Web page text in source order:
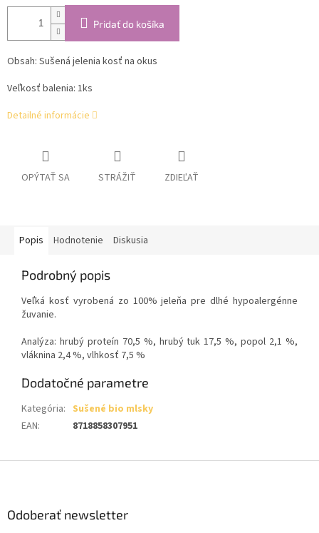
Pridať do košíka
Obsah: Sušená jelenia kosť na okus
Veľkosť balenia: 1ks
Detailné informácie
OPÝTAŤ SA STRÁŽIŤ ZDIEĽAŤ
Popis Hodnotenie Diskusia
Podrobný popis
Veľká kosť vyrobená zo 100% jeleňa pre dlhé hypoalergénne
žuvanie.
Analýza: hrubý proteín 70,5 %, hrubý tuk 17,5 %, popol 2,1 %,
vláknina 2,4 %, vlhkosť 7,5 %
Dodatočné parametre
Kategória: Sušené bio mlsky
EAN: 8718858307951
Odoberať newsletter